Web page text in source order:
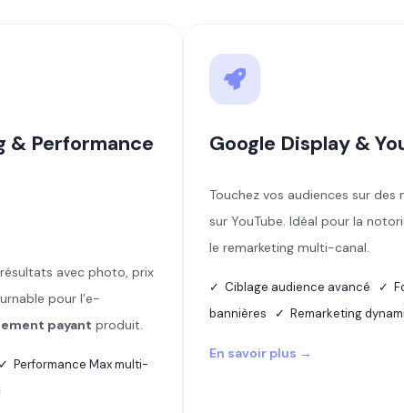
& Performance
avec photo, prix
pour l’e-
payant produit.
Performance Max multi-
Google Display &
Touchez vos audiences sur des
sur YouTube. Idéal pour la
le remarketing multi-canal.
✓ Ciblage audience avancé ✓
bannières ✓ Remarketing
En savoir plus →